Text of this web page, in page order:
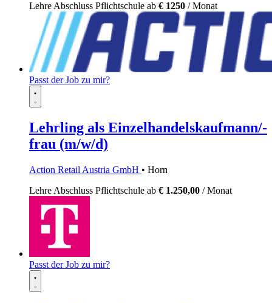
Lehre Abschluss Pflichtschule ab € 1250 / Monat
Passt der Job zu mir?
Lehrling als Einzelhandelskaufmann/-
frau (m/w/d)
Action Retail Austria GmbH • Horn
Lehre Abschluss Pflichtschule ab € 1.250,00 / Monat
Passt der Job zu mir?